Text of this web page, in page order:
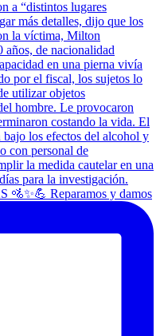
Reparamos y damos